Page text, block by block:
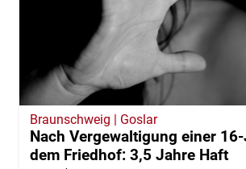
Braunschweig | Goslar
Nach Vergewaltigung einer
dem Friedhof: 3,5 Jahre Haft